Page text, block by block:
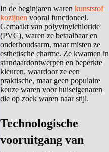
In de beginjaren waren kunststof
kozijnen vooral functioneel.
Gemaakt van polyvinylchloride
(PVC), waren ze betaalbaar en
onderhoudsarm, maar misten ze
esthetische charme. Ze kwamen in
standaardontwerpen en beperkte
kleuren, waardoor ze een
praktische, maar geen populaire
keuze waren voor huiseigenaren
die op zoek waren naar stijl.
Technologische
vooruitgang van